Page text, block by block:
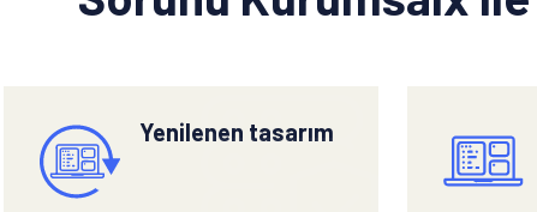
Yenilenen tasarım